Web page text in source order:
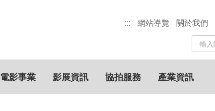
::: 網站導覽 關於我們
站
內
搜
尋
關
鍵
電影事業 影展資訊 協拍服務 產業資訊